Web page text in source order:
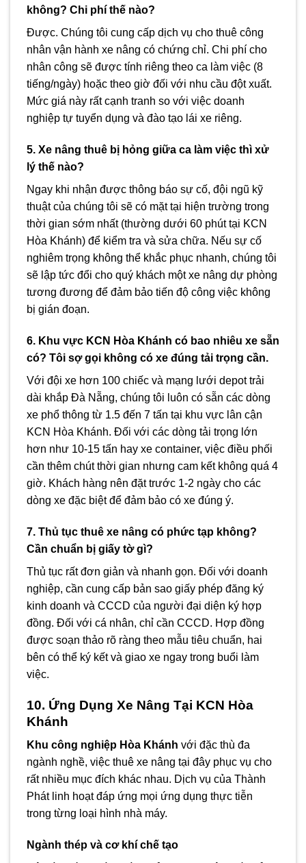
không? Chi phí thế nào?
Được. Chúng tôi cung cấp dịch vụ cho thuê công
nhân vận hành xe nâng có chứng chỉ. Chi phí cho
nhân công sẽ được tính riêng theo ca làm việc (8
tiếng/ngày) hoặc theo giờ đối với nhu cầu đột xuất.
Mức giá này rất cạnh tranh so với việc doanh
nghiệp tự tuyển dụng và đào tạo lái xe riêng.
5. Xe nâng thuê bị hỏng giữa ca làm việc thì xử
lý thế nào?
Ngay khi nhận được thông báo sự cố, đội ngũ kỹ
thuật của chúng tôi sẽ có mặt tại hiện trường trong
thời gian sớm nhất (thường dưới 60 phút tại KCN
Hòa Khánh) để kiểm tra và sửa chữa. Nếu sự cố
nghiêm trọng không thể khắc phục nhanh, chúng tôi
sẽ lập tức đổi cho quý khách một xe nâng dự phòng
tương đương để đảm bảo tiến độ công việc không
bị gián đoạn.
6. Khu vực KCN Hòa Khánh có bao nhiêu xe sẵn
có? Tôi sợ gọi không có xe đúng tải trọng cần.
Với đội xe hơn 100 chiếc và mạng lưới depot trải
dài khắp Đà Nẵng, chúng tôi luôn có sẵn các dòng
xe phổ thông từ 1.5 đến 7 tấn tại khu vực lân cận
KCN Hòa Khánh. Đối với các dòng tải trọng lớn
hơn như 10-15 tấn hay xe container, việc điều phối
cần thêm chút thời gian nhưng cam kết không quá 4
giờ. Khách hàng nên đặt trước 1-2 ngày cho các
dòng xe đặc biệt để đảm bảo có xe đúng ý.
7. Thủ tục thuê xe nâng có phức tạp không?
Cần chuẩn bị giấy tờ gì?
Thủ tục rất đơn giản và nhanh gọn. Đối với doanh
nghiệp, cần cung cấp bản sao giấy phép đăng ký
kinh doanh và CCCD của người đại diện ký hợp
đồng. Đối với cá nhân, chỉ cần CCCD. Hợp đồng
được soạn thảo rõ ràng theo mẫu tiêu chuẩn, hai
bên có thể ký kết và giao xe ngay trong buổi làm
việc.
10. Ứng Dụng Xe Nâng Tại KCN Hòa
Khánh
Khu công nghiệp Hòa Khánh với đặc thù đa
ngành nghề, việc thuê xe nâng tại đây phục vụ cho
rất nhiều mục đích khác nhau. Dịch vụ của Thành
Phát linh hoạt đáp ứng mọi ứng dụng thực tiễn
trong từng loại hình nhà máy.
Ngành thép và cơ khí chế tạo